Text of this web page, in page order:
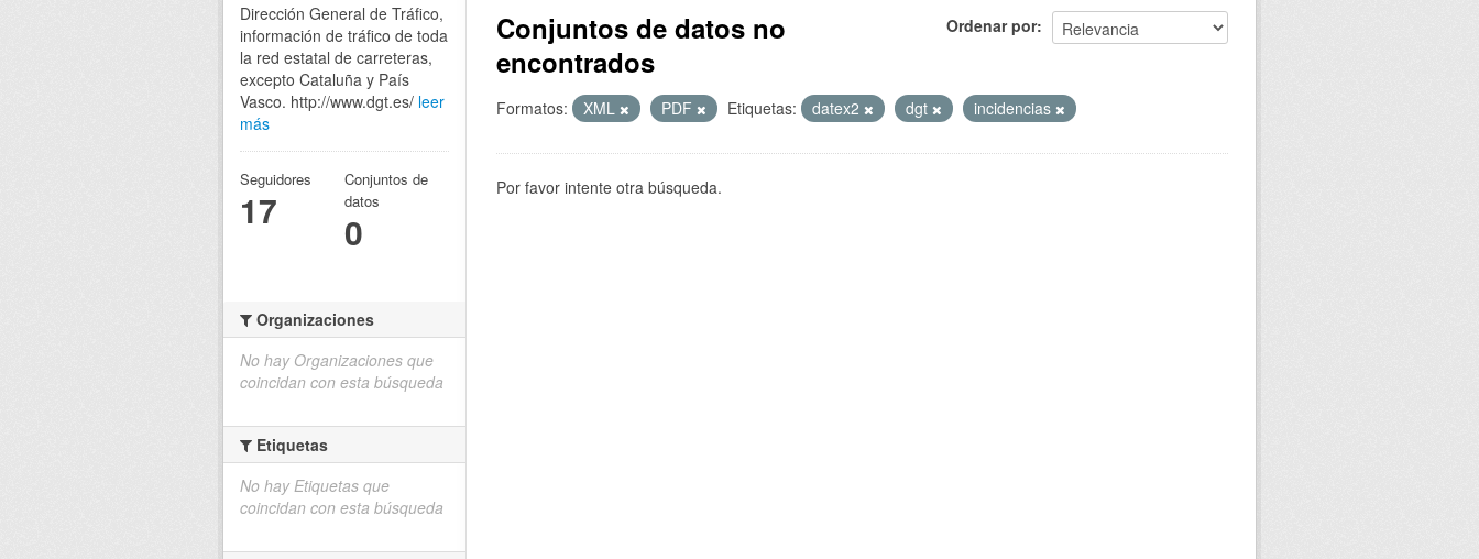
Ordenar por
Conjuntos de datos no
encontrados
Formatos: XML PDF Etiquetas: datex2 dgt incidencias
Por favor intente otra búsqueda.
Dirección General de Tráfico,
información de tráfico de toda
la red estatal de carreteras,
excepto Cataluña y País
Vasco. http://www.dgt.es/ leer
más
Seguidores
17
Conjuntos de
datos
0
Organizaciones
No hay Organizaciones que
coincidan con esta búsqueda
Etiquetas
No hay Etiquetas que
coincidan con esta búsqueda